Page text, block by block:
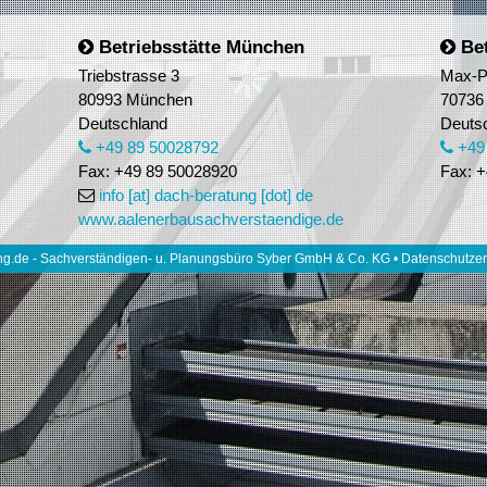
Betriebsstätte München
Triebstrasse 3
80993 München
Deutschland
+49 89 50028792
Fax: +49 89 50028920
info [at] dach-beratung [dot] de
www.aalenerbausachverstaendige.de
Max-
+49
Fax:
- Sachverständigen- u. Planungsbüro Syber GmbH & Co. KG •